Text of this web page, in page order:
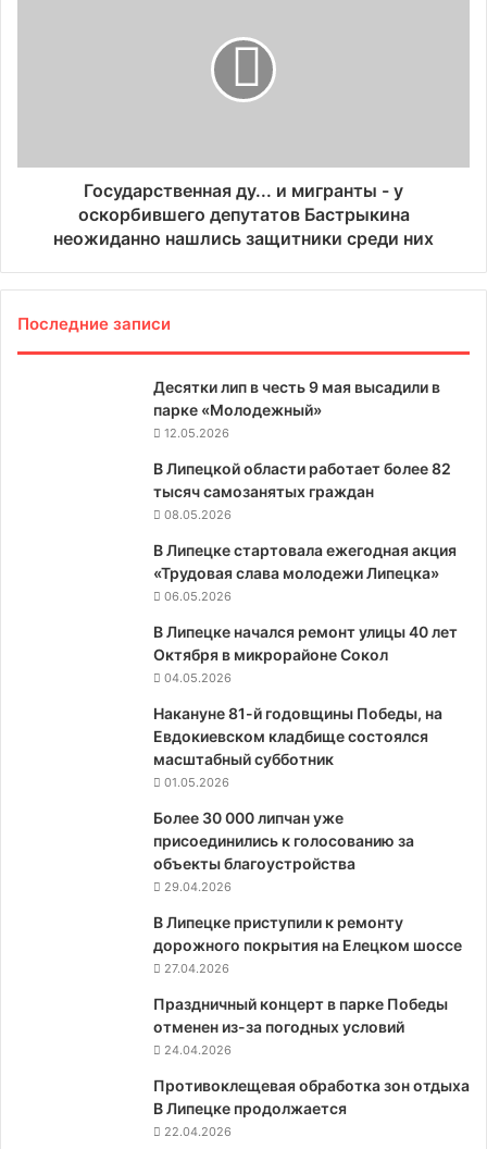
Государственная ду... и мигранты - у
оскорбившего депутатов Бастрыкина
неожиданно нашлись защитники среди них
Последние записи
Десятки лип в честь 9 мая высадили в
парке «Молодежный»
12.05.2026
В Липецкой области работает более 82
тысяч самозанятых граждан
08.05.2026
В Липецке стартовала ежегодная акция
«Трудовая слава молодежи Липецка»
06.05.2026
В Липецке начался ремонт улицы 40 лет
Октября в микрорайоне Сокол
04.05.2026
Накануне 81-й годовщины Победы, на
Евдокиевском кладбище состоялся
масштабный субботник
01.05.2026
Более 30 000 липчан уже
присоединились к голосованию за
объекты благоустройства
29.04.2026
В Липецке приступили к ремонту
дорожного покрытия на Елецком шоссе
27.04.2026
Праздничный концерт в парке Победы
отменен из-за погодных условий
24.04.2026
Противоклещевая обработка зон отдыха
В Липецке продолжается
22.04.2026